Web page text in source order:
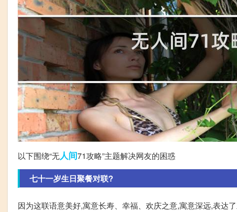
以下围绕“无人间71攻略”主题解决网友的困惑
七十一岁生日聚餐对联?
因为这联语意美好,寓意长寿、幸福、欢庆之意,寓意深远,表达